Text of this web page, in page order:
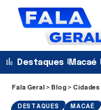
Destaques Macaé
Fala Geral > Blog > Cidades
DESTAQUES MACAÉ